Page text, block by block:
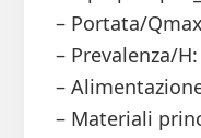
– Portata/Qmax:
– Prevalenza/H:
– Alimentazione:
– Materiali